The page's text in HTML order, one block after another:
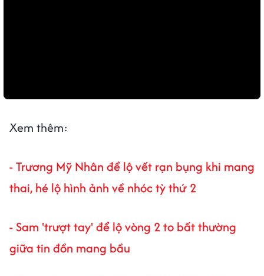
Xem thêm:
-Trương Mỹ Nhân để lộ vết rạn bụng khi mang
thai, hé lộ hình ảnh về nhóc tỳ thứ 2
- Sam 'trượt tay' để lộ vòng 2 to bất thường
giữa tin đồn mang bầu